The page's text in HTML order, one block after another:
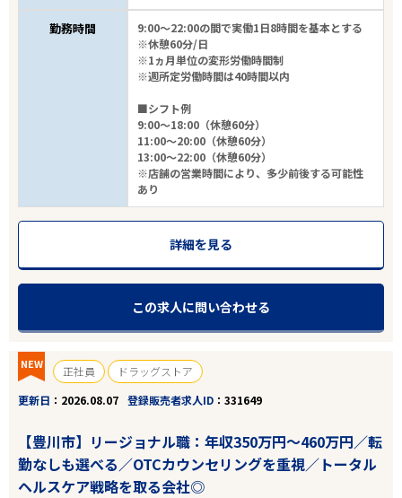
勤務時間
9:00～22:00の間で実働1日8時間を基本とする
※休憩60分/日
※1ヵ月単位の変形労働時間制
※週所定労働時間は40時間以内
■シフト例
9:00～18:00（休憩60分）
11:00～20:00（休憩60分）
13:00～22:00（休憩60分）
※店舗の営業時間により、多少前後する可能性
あり
詳細を見る
この求人に問い合わせる
NEW 正社員
ドラッグストア
更新日
2026.08.07 登録販売者求人ID 331649
【豊川市】リージョナル職：年収350万円～460万円／転
勤なしも選べる／OTCカウンセリングを重視／トータル
ヘルスケア戦略を取る会社◎